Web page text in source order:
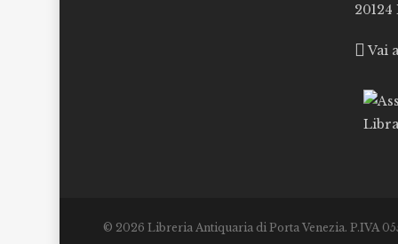
Vai
© 2026 Libreria Antiquaria di Porta Venezia. P.IVA